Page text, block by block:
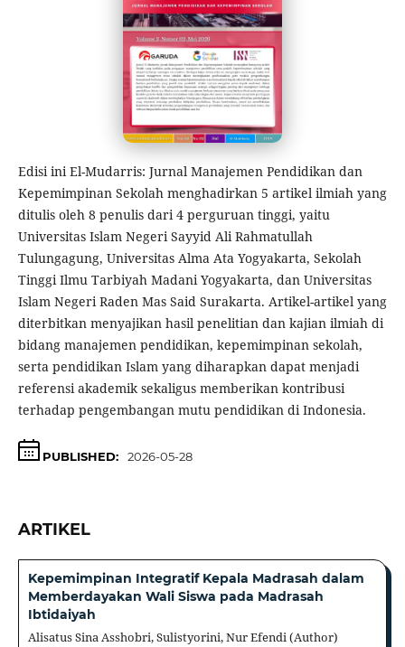
Edisi ini El-Mudarris: Jurnal Manajemen Pendidikan dan
Kepemimpinan Sekolah menghadirkan 5 artikel ilmiah yang
ditulis oleh 8 penulis dari 4 perguruan tinggi, yaitu
Universitas Islam Negeri Sayyid Ali Rahmatullah
Tulungagung, Universitas Alma Ata Yogyakarta, Sekolah
Tinggi Ilmu Tarbiyah Madani Yogyakarta, dan Universitas
Islam Negeri Raden Mas Said Surakarta. Artikel-artikel yang
diterbitkan menyajikan hasil penelitian dan kajian ilmiah di
bidang manajemen pendidikan, kepemimpinan sekolah,
serta pendidikan Islam yang diharapkan dapat menjadi
referensi akademik sekaligus memberikan kontribusi
terhadap pengembangan mutu pendidikan di Indonesia.
PUBLISHED: 2026-05-28
ARTIKEL
Kepemimpinan Integratif Kepala Madrasah dalam
Memberdayakan Wali Siswa pada Madrasah
Ibtidaiyah
Alisatus Sina Asshobri, Sulistyorini, Nur Efendi (Author)